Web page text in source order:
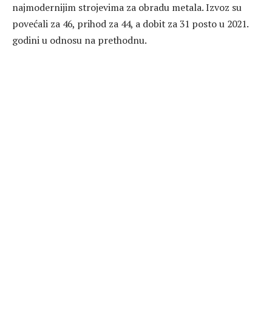
najmodernijim strojevima za obradu metala. Izvoz su
povećali za 46, prihod za 44, a dobit za 31 posto u 2021.
godini u odnosu na prethodnu.